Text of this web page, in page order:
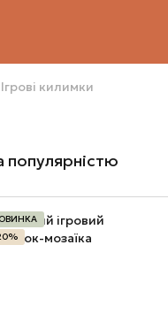
Ігрові килимки
популярністю